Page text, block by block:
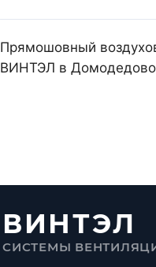
Прямошовный
ВИНТЭЛ в
ВИНТЭЛ
СИСТЕМЫ